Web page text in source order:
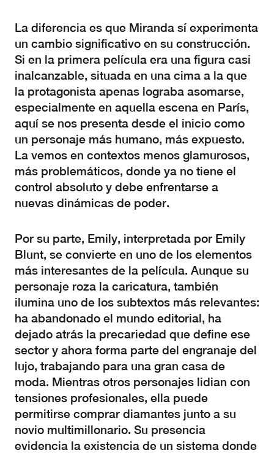
La diferencia es que Miranda sí experimenta
un cambio significativo en su construcción.
Si en la primera película era una figura casi
inalcanzable, situada en una cima a la que
la protagonista apenas lograba asomarse,
especialmente en aquella escena en París,
aquí se nos presenta desde el inicio como
un personaje más humano, más expuesto.
La vemos en contextos menos glamurosos,
más problemáticos, donde ya no tiene el
control absoluto y debe enfrentarse a
nuevas dinámicas de poder.
Por su parte, Emily, interpretada por Emily
Blunt, se convierte en uno de los elementos
más interesantes de la película. Aunque su
personaje roza la caricatura, también
ilumina uno de los subtextos más relevantes:
ha abandonado el mundo editorial, ha
dejado atrás la precariedad que define ese
sector y ahora forma parte del engranaje del
lujo, trabajando para una gran casa de
moda. Mientras otros personajes lidian con
tensiones profesionales, ella puede
permitirse comprar diamantes junto a su
novio multimillonario. Su presencia
evidencia la existencia de un sistema donde